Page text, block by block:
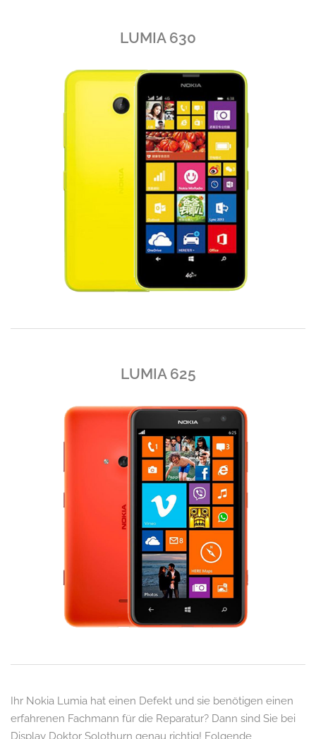
LUMIA 630
LUMIA 625
Ihr Nokia Lumia hat einen Defekt und sie benötigen einen
erfahrenen Fachmann für die Reparatur? Dann sind Sie bei
Display Doktor Solothurn genau richtig! Folgende